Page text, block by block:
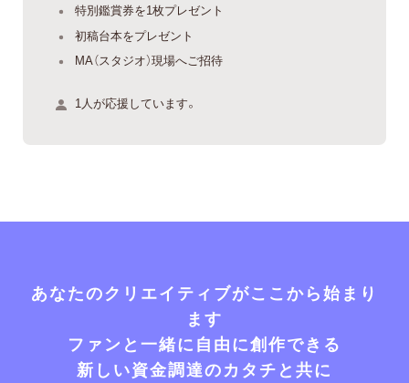
特別鑑賞券を1枚プレゼント
初稿台本をプレゼント
MA（スタジオ）現場へご招待
1人が応援しています。
あなたのクリエイティブがここから始まり
ます
ファンと一緒に自由に創作できる
新しい資金調達のカタチと共に